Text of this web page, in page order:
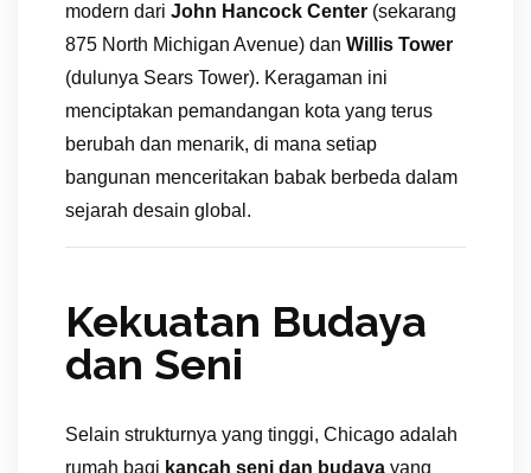
modern dari John Hancock Center (sekarang
875 North Michigan Avenue) dan Willis Tower
(dulunya Sears Tower). Keragaman ini
menciptakan pemandangan kota yang terus
berubah dan menarik, di mana setiap
bangunan menceritakan babak berbeda dalam
sejarah desain global.
Kekuatan Budaya
dan Seni
Selain strukturnya yang tinggi, Chicago adalah
rumah bagi kancah seni dan budaya yang